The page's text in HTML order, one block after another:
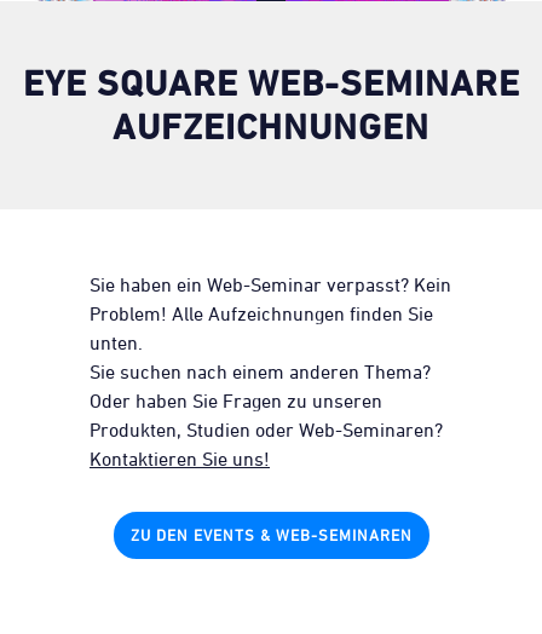
EYE SQUARE WEB-SEMINARE
AUFZEICHNUNGEN
Sie haben ein Web-Seminar verpasst? Kein
Problem! Alle Aufzeichnungen finden Sie
unten.
Sie suchen nach einem anderen Thema?
Oder haben Sie Fragen zu unseren
Produkten, Studien oder Web-Seminaren?
Kontaktieren Sie uns!
ZU DEN EVENTS & WEB-SEMINAREN